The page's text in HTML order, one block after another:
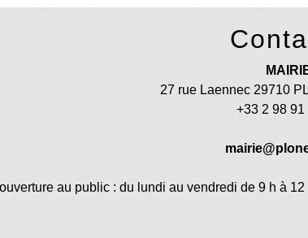
27 rue Laennec 29710
+33 2 98 91
au public : du lundi au vendredi de 9 h à